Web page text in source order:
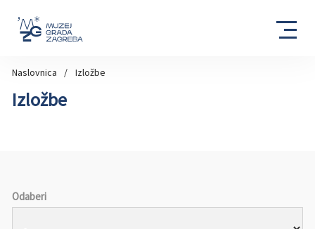
Naslovnica Izložbe
Izložbe
Odaberi